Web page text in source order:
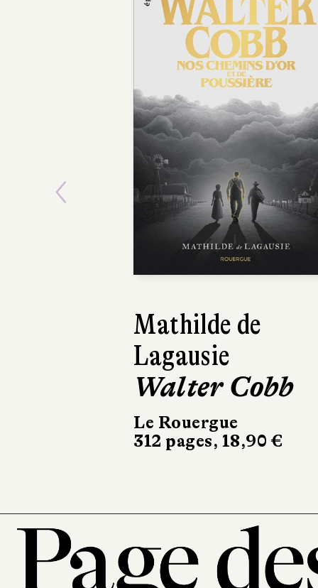
Mathilde de
Lagausie
Walter Cobb
Le Rouergue
312 pages, 18,90 €
Previous